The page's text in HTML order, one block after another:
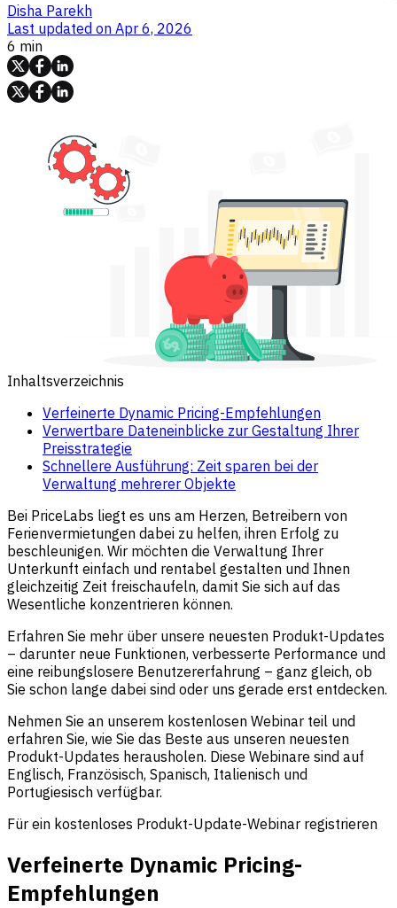
Disha Parekh
Last updated on Apr 6, 2026
6 min
Inhaltsverzeichnis
Verfeinerte Dynamic Pricing-Empfehlungen
Verwertbare Dateneinblicke zur Gestaltung Ihrer
Preisstrategie
Schnellere Ausführung: Zeit sparen bei der
Verwaltung mehrerer Objekte
Bei PriceLabs liegt es uns am Herzen, Betreibern von
Ferienvermietungen dabei zu helfen, ihren Erfolg zu
beschleunigen. Wir möchten die Verwaltung Ihrer
Unterkunft einfach und rentabel gestalten und Ihnen
gleichzeitig Zeit freischaufeln, damit Sie sich auf das
Wesentliche konzentrieren können.
Erfahren Sie mehr über unsere neuesten Produkt-Updates
– darunter neue Funktionen, verbesserte Performance und
eine reibungslosere Benutzererfahrung – ganz gleich, ob
Sie schon lange dabei sind oder uns gerade erst entdecken.
Nehmen Sie an unserem kostenlosen Webinar teil und
erfahren Sie, wie Sie das Beste aus unseren neuesten
Produkt-Updates herausholen. Diese Webinare sind auf
Englisch, Französisch, Spanisch, Italienisch und
Portugiesisch verfügbar.
Für ein kostenloses Produkt-Update-Webinar registrieren
Verfeinerte Dynamic Pricing-
Empfehlungen